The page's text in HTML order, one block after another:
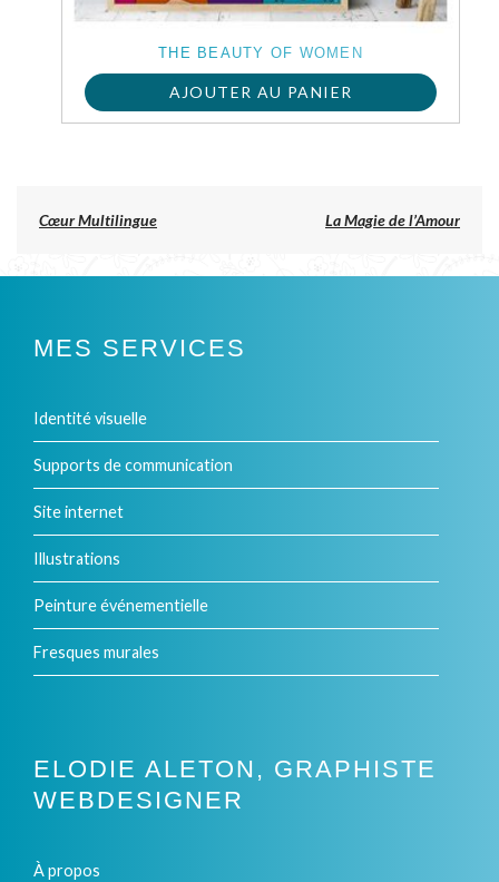
page
produit
THE BEAUTY OF WOMEN
AJOUTER AU PANIER
L’ARTICLE
Previous
Cœur Multilingue La Magie de l’Amour
MES SERVICES
Identité visuelle
Supports de communication
Site internet
Illustrations
Peinture événementielle
Fresques murales
ELODIE ALETON, GRAPHISTE
WEBDESIGNER
À propos